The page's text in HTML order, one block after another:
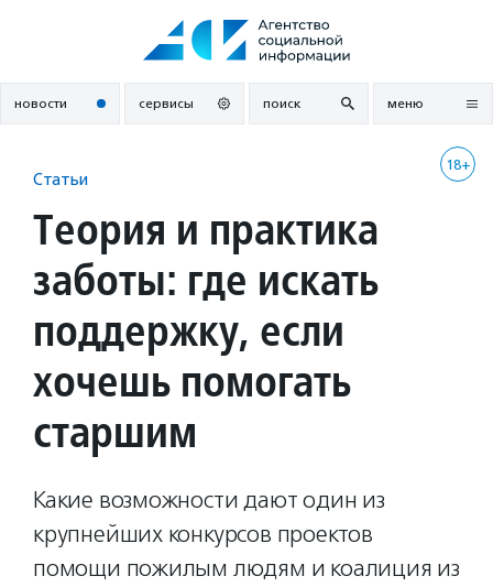
новости сервисы поиск меню
18+
Статьи
Теория и практика
заботы: где искать
поддержку, если
хочешь помогать
старшим
Какие возможности дают один из
крупнейших конкурсов проектов
помощи пожилым людям и коалиция из